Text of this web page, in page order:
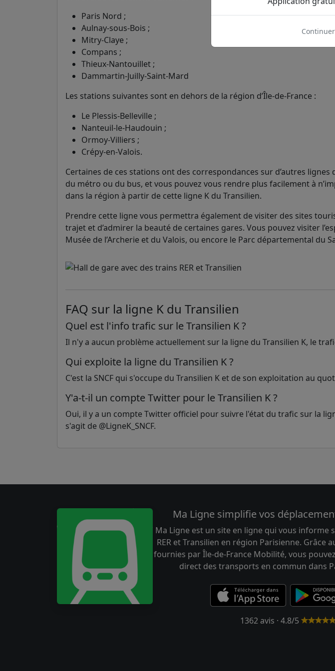
Paris Nord ;
Aulnay-sous-Bois ;
Mitry-Claye ;
Compans ;
Thieux-Nantouillet ;
Dammartin-Juilly-Saint-Mard
Les stations suivantes sont en dehors de la région d’Île-de-France :
Le Plessis-Belleville ;
Nanteuil-le-Haudouin ;
Ormoy-Villiers ;
Crépy-en-Valois.
Certaines de ces stations ont des correspondances sur d’autres lignes
du métro ou du bus, et vous pouvez vous rendre plus facilement à
dans la région à partir de cette ligne K du Transilien.
Prendre cette ligne vous permettra également de visiter des sites
trajet et d’admirer la beauté de certaines gares. Vous pouvez visiter
Musée de l’Archerie et du Valois, ou encore le Parc départemental du
FAQ sur la ligne K du Transilien
Quel est l'info trafic sur le Transilien K ?
Il n'y a aucun problème actuellement sur la ligne du Transilien K, le
Qui exploite la ligne du Transilien K ?
C'est la SNCF qui s'occupe du Transilien K et de son exploitation au
Y'a-t-il un compte Twitter pour le Transilien K ?
Oui, il y a un compte Twitter officiel pour suivre l'état du trafic sur la
s'agit de @LigneK_SNCF.
Ma Ligne simplifie vos
Ma Ligne est un site en ligne qui vous informe
RER et Transilien en région Parisienne. Grâce
fournies par Île-de-France Mobilité, vous
direct des transports en commun dans
1362 avis · 4.8/5